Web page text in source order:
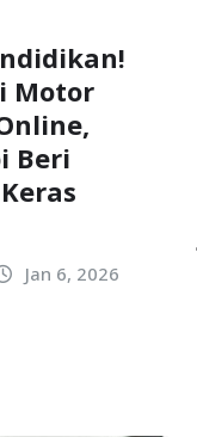
Motor
Beri
Jan 6, 2026